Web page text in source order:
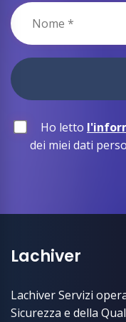
Ho letto
dei miei dati
Lachiver
Lachiver Servizi
Sicurezza e della